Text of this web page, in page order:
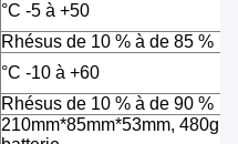
°C -5 à +50
Rhésus de 10 % à de 85 %
°C -10 à +60
Rhésus de 10 % à de 90 %
210mm*85mm*53mm, 480g